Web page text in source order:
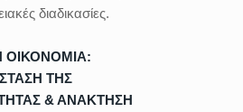
διαδικασίες.
ΟΙΚΟΝΟΜΙΑ:
ΤΗΣ
& ΑΝΑΚΤΗΣΗ